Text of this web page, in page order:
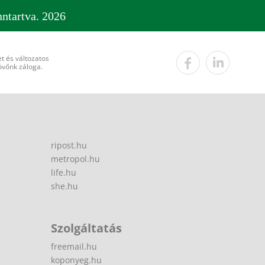
2026
és változatos
záloga.
ripost.hu
metropol.hu
life.hu
she.hu
Szolgáltatás
freemail.hu
koponyeg.hu